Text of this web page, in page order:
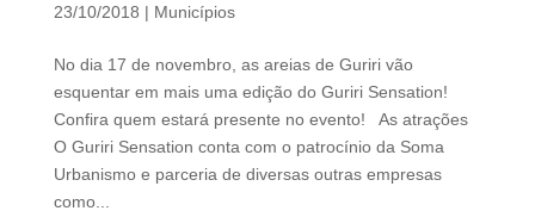
l
b
e
l
e
f
t
23/10/2018 | Municípios
No dia 17 de novembro, as areias de Guriri vão
esquentar em mais uma edição do Guriri Sensation!
Confira quem estará presente no evento! As atrações
O Guriri Sensation conta com o patrocínio da Soma
Urbanismo e parceria de diversas outras empresas
como...